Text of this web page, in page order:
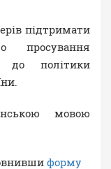
підтримати
просування
до політики
мовою
форму